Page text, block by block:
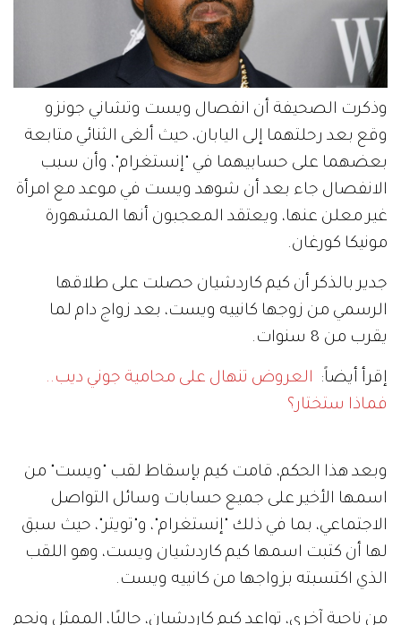
وذكرت الصحيفة أن انفصال ويست وتشاني جونزو
وقع بعد رحلتهما إلى اليابان، حيث ألغى الثنائي متابعة
بعضهما على حسابيهما في "إنستغرام"، وأن سبب
الانفصال جاء بعد أن شوهد ويست في موعد مع امرأة
غير معلن عنها، ويعتقد المعجبون أنها المشهورة
مونيكا كورغان.
جدير بالذكر أن كيم كاردشيان حصلت على طلاقها
الرسمي من زوجها كانييه ويست، بعد زواج دام لما
يقرب من 8 سنوات.
إقرأ أيضاً: العروض تنهال على محامية جوني ديب..
فماذا ستختار؟
وبعد هذا الحكم، قامت كيم بإسقاط لقب "ويست" من
اسمها الأخير على جميع حسابات وسائل التواصل
الاجتماعي، بما في ذلك "إنستغرام"، و"تويتر"، حيث سبق
لها أن كتبت اسمها كيم كاردشيان ويست، وهو اللقب
الذي اكتسبته بزواجها من كانييه ويست.
من ناحية آخرى، تواعد كيم كاردشيان، حاليًا، الممثل ونجم